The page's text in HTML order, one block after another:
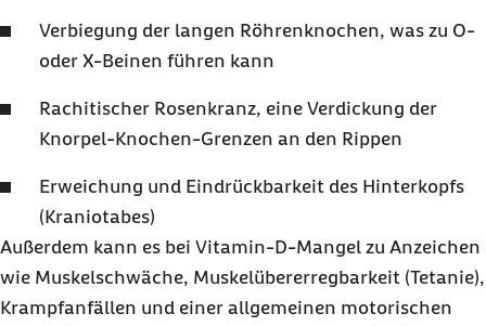
Verbiegung der langen Röhrenknochen, was zu O-
oder X-Beinen führen kann
Rachitischer Rosenkranz, eine Verdickung der
Knorpel-Knochen-Grenzen an den Rippen
Erweichung und Eindrückbarkeit des Hinterkopfs
(Kraniotabes)
Außerdem kann es bei Vitamin-D-Mangel zu Anzeichen
wie Muskelschwäche, Muskelübererregbarkeit (Tetanie),
Krampfanfällen und einer allgemeinen motorischen